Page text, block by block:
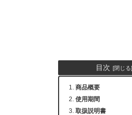
目次
商品概要
使用期間
取扱説明書